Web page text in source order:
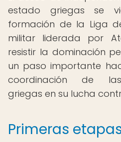
estado griegas se
formación de la Liga
militar liderada por
resistir la dominación
un paso importante
coordinación de
griegas en su lucha
Primeras